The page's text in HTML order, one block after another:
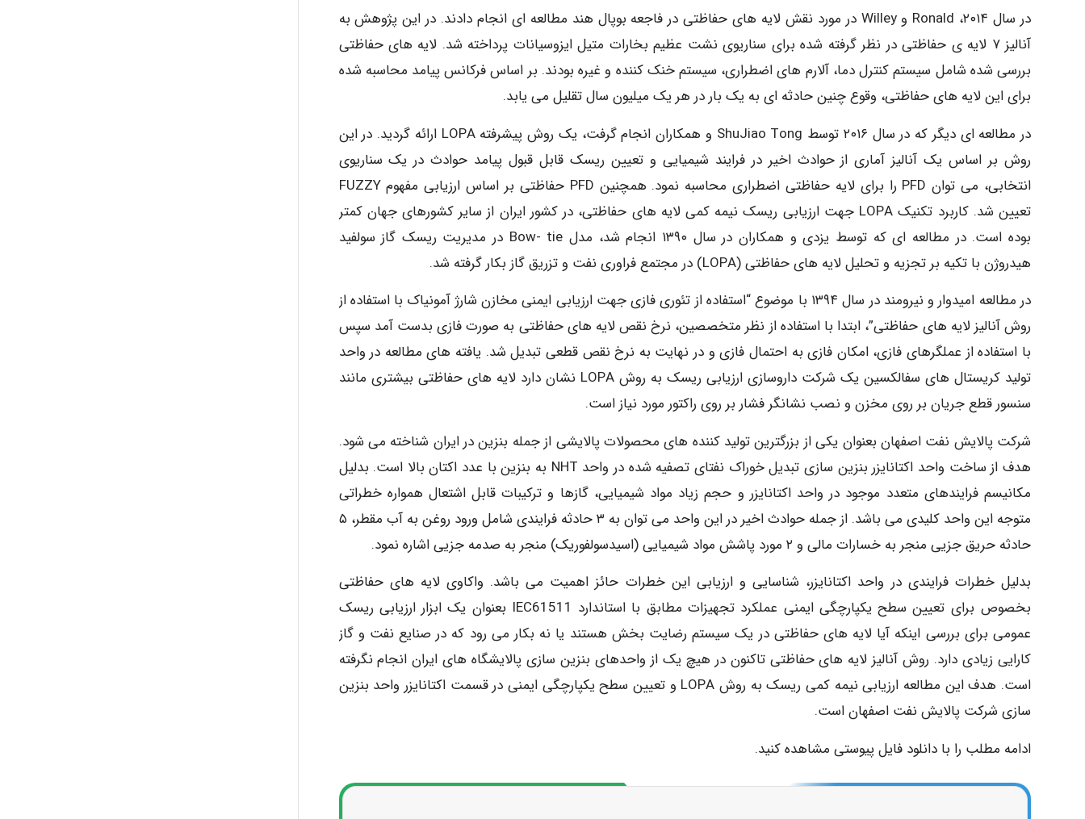
در سال ۲۰۱۴، Ronald و Willey در مورد نقش لایه های حفاظتی در فاجعه بوپال هند مطالعه ای انجام دادند. در این پژوهش به
آنالیز ۷ لایه ی حفاظتی در نظر گرفته شده برای سناریوی نشت عظیم بخارات متیل ایزوسیانات پرداخته شد. لایه های حفاظتی
بررسی شده شامل سیستم کنترل دما، آلارم های اضطراری، سیستم خنک کننده و غیره بودند. بر اساس فرکانس پیامد محاسبه شده
برای این لایه های حفاظتی، وقوع چنین حادثه ای به یک بار در هر یک میلیون سال تقلیل می یابد.
در مطالعه ای دیگر که در سال ۲۰۱۶ توسط ShuJiao Tong و همکاران انجام گرفت، یک روش پیشرفته LOPA ارائه گردید. در این
روش بر اساس یک آنالیز آماری از حوادث اخیر در فرایند شیمیایی و تعیین ریسک قابل قبول پیامد حوادث در یک سناریوی
انتخابی، می توان PFD را برای لایه حفاظتی اضطراری محاسبه نمود. همچنین PFD حفاظتی بر اساس ارزیابی مفهوم FUZZY
تعیین شد. کاربرد تکنیک LOPA جهت ارزیابی ریسک نیمه کمی لایه های حفاظتی، در کشور ایران از سایر کشورهای جهان کمتر
بوده است. در مطالعه ای که توسط یزدی و همکاران در سال ۱۳۹۰ انجام شد، مدل Bow- tie در مدیریت ریسک گاز سولفید
هیدروژن با تکیه بر تجزیه و تحلیل لایه های حفاظتی (LOPA) در مجتمع فراوری نفت و تزریق گاز بکار گرفته شد.
در مطالعه امیدوار و نیرومند در سال ۱۳۹۴ با موضوع “استفاده از تئوری فازی جهت ارزیابی ایمنی مخازن شارژ آمونیاک با استفاده از
روش آنالیز لایه های حفاظتی”، ابتدا با استفاده از نظر متخصصین، نرخ نقص لایه های حفاظتی به صورت فازی بدست آمد سپس
با استفاده از عملگرهای فازی، امکان فازی به احتمال فازی و در نهایت به نرخ نقص قطعی تبدیل شد. یافته های مطالعه در واحد
تولید کریستال های سفالکسین یک شرکت داروسازی ارزیابی ریسک به روش LOPA نشان دارد لایه های حفاظتی بیشتری مانند
سنسور قطع جریان بر روی مخزن و نصب نشانگر فشار بر روی راکتور مورد نیاز است.
شرکت پالایش نفت اصفهان بعنوان یکی از بزرگترین تولید کننده های محصولات پالایشی از جمله بنزین در ایران شناخته می شود.
هدف از ساخت واحد اکتانایزر بنزین سازی تبدیل خوراک نفتای تصفیه شده در واحد NHT به بنزین با عدد اکتان بالا است. بدلیل
مکانیسم فرایندهای متعدد موجود در واحد اکتانایزر و حجم زیاد مواد شیمیایی، گازها و ترکیبات قابل اشتعال همواره خطراتی
متوجه این واحد کلیدی می باشد. از جمله حوادث اخیر در این واحد می توان به ۳ حادثه فرایندی شامل ورود روغن به آب مقطر، ۵
حادثه حریق جزیی منجر به خسارات مالی و ۲ مورد پاشش مواد شیمیایی (اسیدسولفوریک) منجر به صدمه جزیی اشاره نمود.
بدلیل خطرات فرایندی در واحد اکتانایزر، شناسایی و ارزیابی این خطرات حائز اهمیت می باشد. واکاوی لایه های حفاظتی
بخصوص برای تعیین سطح یکپارچگی ایمنی عملکرد تجهیزات مطابق با استاندارد IEC61511 بعنوان یک ابزار ارزیابی ریسک
عمومی برای بررسی اینکه آیا لایه های حفاظتی در یک سیستم رضایت بخش هستند یا نه بکار می رود که در صنایع نفت و گاز
کارایی زیادی دارد. روش آنالیز لایه های حفاظتی تاکنون در هیچ یک از واحدهای بنزین سازی پالایشگاه های ایران انجام نگرفته
است. هدف این مطالعه ارزیابی نیمه کمی ریسک به روش LOPA و تعیین سطح یکپارچگی ایمنی در قسمت اکتانایزر واحد بنزین
سازی شرکت پالایش نفت اصفهان است.
ادامه مطلب را با دانلود فایل پیوستی مشاهده کنید.